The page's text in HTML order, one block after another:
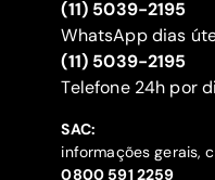
(11) 5039-2195
WhatsApp dias
(11) 5039-2195
‍Telefone 24h por
SAC:
informações gerais,
‍0800 591 2259